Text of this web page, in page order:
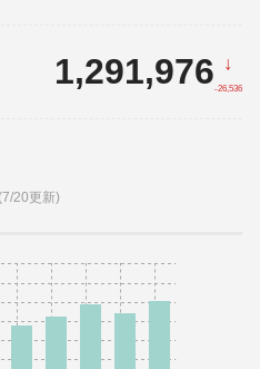
1,291,976 ↓
-26,536
(7/20更新)